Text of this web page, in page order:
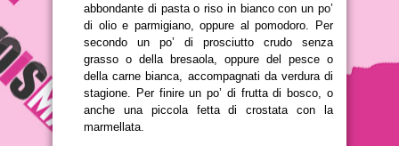
abbondante di pasta o riso in bianco con un po’
di olio e parmigiano, oppure al pomodoro. Per
secondo un po’ di prosciutto crudo senza
grasso o della bresaola, oppure del pesce o
della carne bianca, accompagnati da verdura di
stagione. Per finire un po’ di frutta di bosco, o
anche una piccola fetta di crostata con la
marmellata.